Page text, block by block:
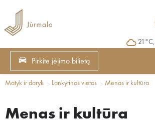
21°C,
Pirkite įėjimo bilietą
Matyk ir daryk Lankytinos vietos Menas ir kultūra
Menas ir kultūra